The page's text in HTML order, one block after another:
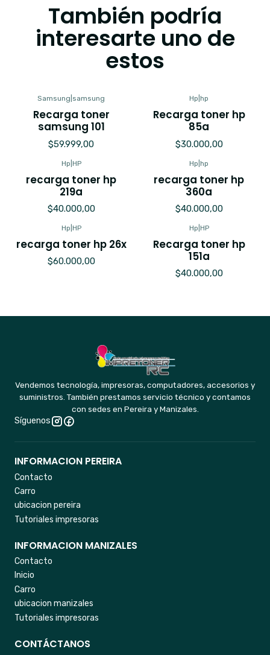
También podría
interesarte uno de
estos
Samsung samsung
Recarga toner
samsung 101
$59.999,00
Hp hp
Recarga toner hp
85a
$30.000,00
Hp HP
recarga toner hp
219a
$40.000,00
Hp hp
recarga toner hp
360a
$40.000,00
Hp HP
recarga toner hp 26x
$60.000,00
Hp HP
Recarga toner hp
151a
$40.000,00
Vendemos tecnología, impresoras, computadores, accesorios y
suministros. También prestamos servicio técnico y contamos
con sedes en Pereira y Manizales.
Síguenos
INFORMACION PEREIRA
Contacto
Carro
ubicacion pereira
Tutoriales impresoras
INFORMACION MANIZALES
Contacto
Inicio
Carro
ubicacion manizales
Tutoriales impresoras
CONTÁCTANOS